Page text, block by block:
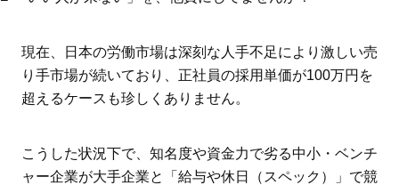
現在、日本の労働市場は深刻な人手不足により激しい売
り手市場が続いており、正社員の採用単価が100万円を
超えるケースも珍しくありません。
こうした状況下で、知名度や資金力で劣る中小・ベンチ
ャー企業が大手企業と「給与や休日（スペック）」で競